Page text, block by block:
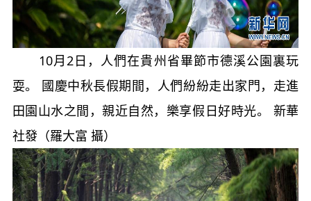
10月2日，人們在貴州省畢節市德溪公園裏玩
耍。 國慶中秋長假期間，人們紛紛走出家門，走進
田園山水之間，親近自然，樂享假日好時光。 新華
社發（羅大富 攝）